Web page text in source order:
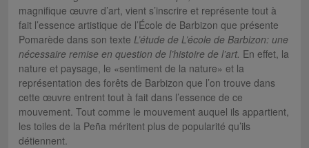
magnifique œuvre d’art, vient s’inscrire et représente tout à
fait l’essence artistique de l’École de Barbizon que présente
Pomarède dans son texte L’étude de L’école de Barbizon: une
nécessaire remise en question de l’histoire de l’art. En effet, la
nature et paysage, le «sentiment de la nature» et la
représentation des forêts de Barbizon que l’on trouve dans
cette œuvre entrent tout à fait dans l’essence de ce
mouvement. Tout comme le mouvement auquel ils appartient,
les toiles de la Peña méritent plus de popularité qu’ils
détiennent.